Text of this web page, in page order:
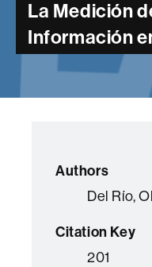
La Medición
Información
Authors
Del Río,
Citation Key
201